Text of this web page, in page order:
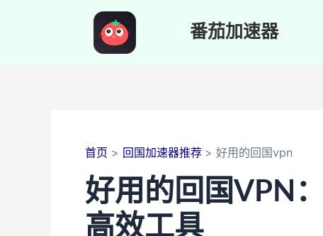
番茄加速器
首页 回国加速器推荐 好用的回国vpn
好用的回国VPN
高效工具